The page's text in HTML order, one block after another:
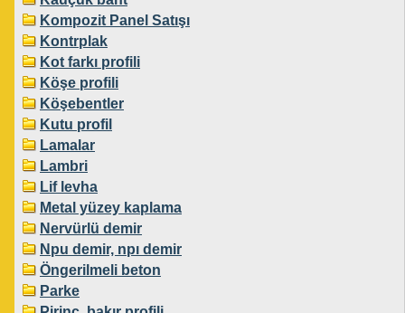
Kompozit Panel Satışı
Kontrplak
Kot farkı profili
Köşe profili
Köşebentler
Kutu profil
Lamalar
Lambri
Lif levha
Metal yüzey kaplama
Nervürlü demir
Npu demir, npı demir
Öngerilmeli beton
Parke